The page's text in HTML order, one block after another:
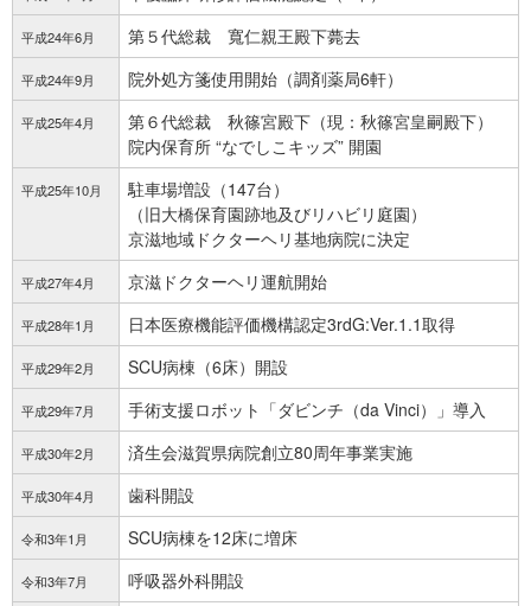
平成24年6月 第５代総裁 寬仁親王殿下薨去
平成24年9月 院外処方箋使用開始（調剤薬局6軒）
平成25年4月
第６代総裁 秋篠宮殿下（現：秋篠宮皇嗣殿下）
院内保育所 “なでしこキッズ” 開園
平成25年10月
駐車場増設（147台）
（旧大橋保育園跡地及びリハビリ庭園）
京滋地域ドクターヘリ基地病院に決定
平成27年4月 京滋ドクターヘリ運航開始
平成28年1月 日本医療機能評価機構認定3rdG:Ver.1.1取得
平成29年2月 SCU病棟（6床）開設
平成29年7月 手術支援ロボット「ダビンチ（da Vinci）」導入
平成30年2月 済生会滋賀県病院創立80周年事業実施
平成30年4月 歯科開設
令和3年1月 SCU病棟を12床に増床
令和3年7月 呼吸器外科開設